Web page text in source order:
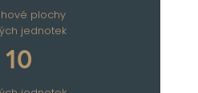
plochy
jednotek
10